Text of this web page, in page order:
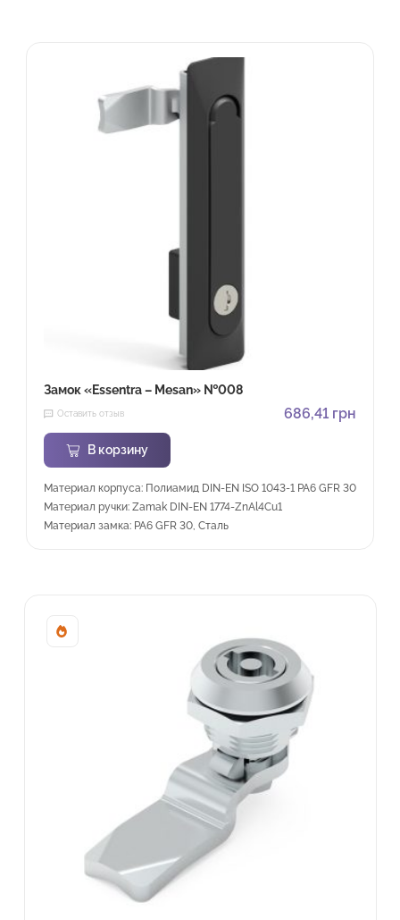
Замок «Essentra – Mesan» №008
Оставить отзыв 686,41 грн
В корзину
Материал корпуса: Полиамид DIN-EN ISO 1043-1 PA6 GFR 30
Материал ручки: Zamak DIN-EN 1774-ZnAl4Cu1
Материал замка: PA6 GFR 30, Сталь
Sale!